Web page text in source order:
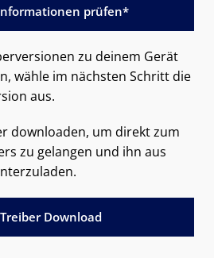
prüfen*
zu deinem Gerät
wähle im nächsten Schritt die
aus.
downloaden, um direkt zum
zu gelangen und ihn aus
Download